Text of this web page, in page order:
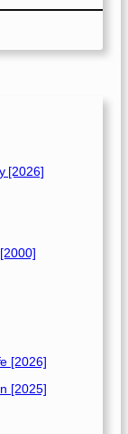
[2026]
[2026]
[2025]